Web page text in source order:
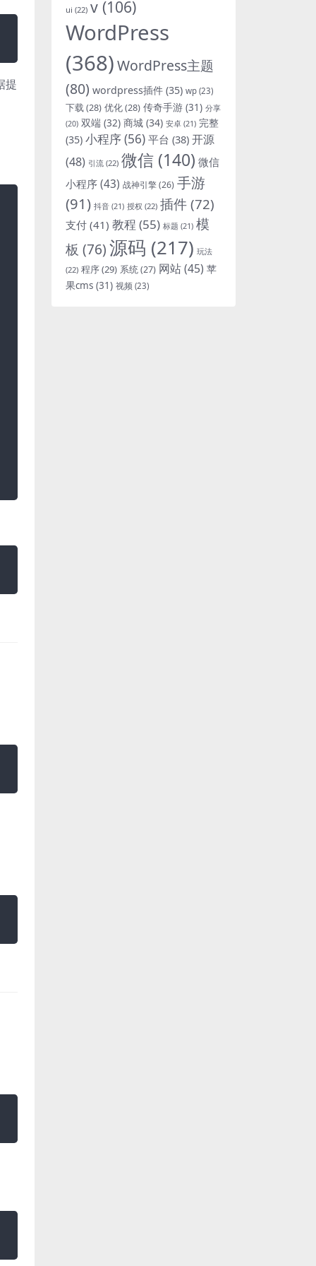
提
ui (22) v (106)
WordPress
(368)WordPress主题
(80) wordpress插件 (35) wp (23)
下载(28) 优化(28) 传奇手游 (31) 分享
(20) 双端 (32) 商城 (34) 安卓 (21) 完整
(35) 小程序(56) 平台 (38) 开源
(48) 引流 (22) 微信 (140) 微信
小程序(43) 战神引擎(26) 手游
(91) 抖音 (21) 授权 (22) 插件 (72)
支付 (41) 教程 (55) 标题 (21) 模
板 (76)源码 (217) 玩法
(22) 程序(29) 系统(27) 网站(45) 苹
果cms (31) 视频 (23)